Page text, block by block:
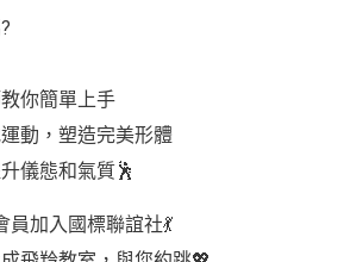
你簡單上手
動，塑造完美形體
儀態和氣質🕺
加入國標聯誼社💃